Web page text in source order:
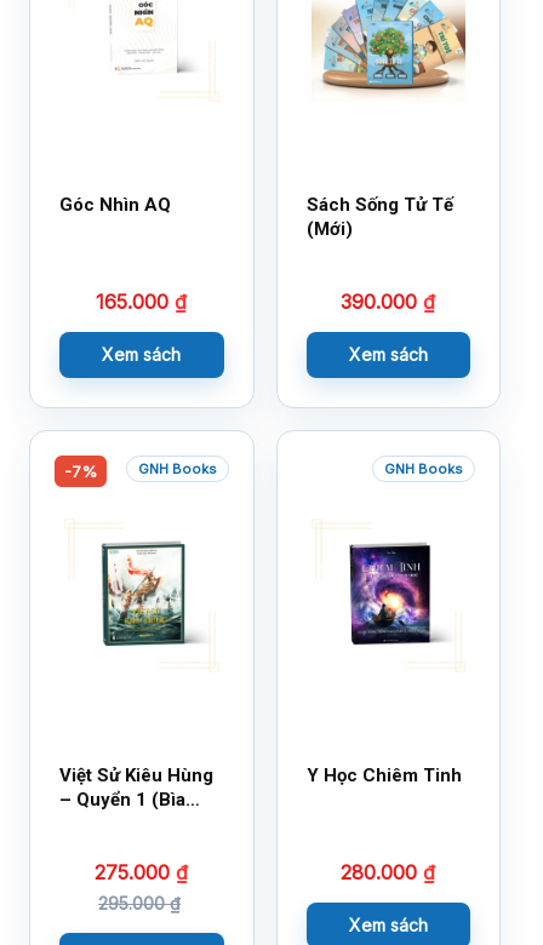
Góc Nhìn AQ
165.000₫
Xem sách
Sách Sống Tử Tế
(Mới)
390.000₫
Xem sách
-7% GNH Books
Việt Sử Kiêu Hùng
– Quyển 1 (Bìa
275.000₫
295.000₫
GNH Books
Y Học Chiêm Tinh
280.000₫
Xem sách